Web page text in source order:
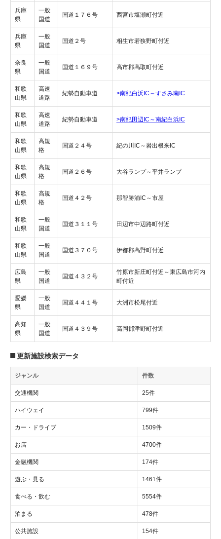
兵庫
県
一般
国道
国道１７６号 西宮市塩瀬町付近
兵庫
県
一般
国道
国道２号 相生市若狭野町付近
奈良
県
一般
国道
国道１６９号 高市郡高取町付近
和歌
山県
高速
道路
紀勢自動車道 >南紀白浜IC～すさみ南IC
和歌
山県
高速
道路
紀勢自動車道 >南紀田辺IC～南紀白浜IC
和歌
山県
高規
格
国道２４号 紀の川IC～岩出根来IC
和歌
山県
高規
格
国道２６号 大谷ランプ～平井ランプ
和歌
山県
高規
格
国道４２号 那智勝浦IC～市屋
和歌
山県
一般
国道
国道３１１号 田辺市中辺路町付近
和歌
山県
一般
国道
国道３７０号 伊都郡高野町付近
広島
県
一般
国道
国道４３２号
竹原市新庄町付近～東広島市河内
町付近
愛媛
県
一般
国道
国道４４１号 大洲市松尾付近
高知
県
一般
国道
国道４３９号 高岡郡津野町付近
更新施設検索データ
ジャンル 件数
交通機関 25件
ハイウェイ 799件
カー・ドライブ 1509件
お店 4700件
金融機関 174件
遊ぶ・見る 1461件
食べる・飲む 5554件
泊まる 478件
公共施設 154件